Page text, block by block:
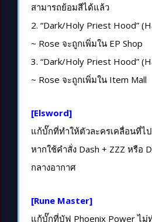
สามารถย้อมสีได้แล้ว
2. “Dark/Holy Priest Hood”
~ Rose จะถูกเพิ่มใน EP Shop
3. “Dark/Holy Priest Hood”
~ Rose จะถูกเพิ่มใน Item Mall
[Elsword]
แก้บั๊กที่ทำให้ตัวละครเคลื่อนที่ไ
หากใช้คำสั่ง Dash + ZZZ หรือ
กลางอากาศ
[Rune Master]
แก้บั๊กที่บัฟ Phoenix Power ไม่